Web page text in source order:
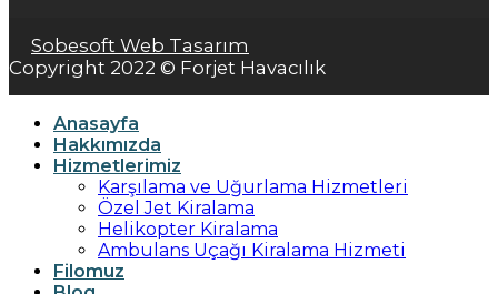
Sobesoft Web Tasarım
Copyright 2022 © Forjet Havacılık
Anasayfa
Hakkımızda
Hizmetlerimiz
Karşılama ve Uğurlama Hizmetleri
Özel Jet Kiralama
Helikopter Kiralama
Ambulans Uçağı Kiralama Hizmeti
Filomuz